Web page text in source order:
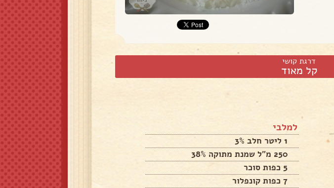
דרגת קושי
קל מאוד
למלבי
1 ליטר חלב 3%
250 מ”ל שמנת מתוקה 38%
5 כפות סוכר
7 כפות קונפלור